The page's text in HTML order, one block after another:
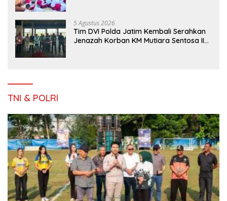
5 Agustus 2026
Tim DVI Polda Jatim Kembali Serahkan
Jenazah Korban KM Mutiara Sentosa II
TNI & POLRI